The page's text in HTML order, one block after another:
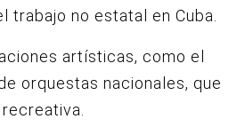
no estatal en Cuba.
artísticas, como el
orquestas nacionales, que